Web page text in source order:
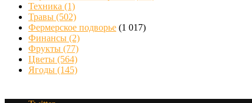
Техника (1)
Травы (502)
Фермерское подворье (1 017)
Финансы (2)
Фрукты (77)
Цветы (564)
Ягоды (145)